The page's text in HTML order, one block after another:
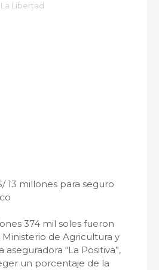
La Libertad
13 millones para seguro
374 mil soles fueron
de Agricultura y
aseguradora “La Positiva”,
un porcentaje de la